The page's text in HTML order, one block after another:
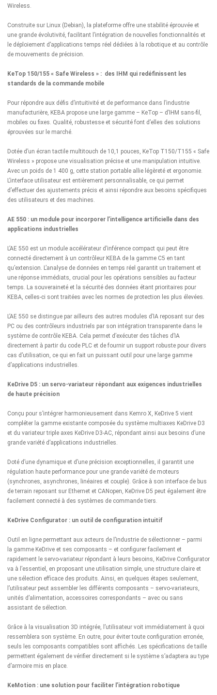
Wireless
Construite sur Linux (Debian), la plateforme offre une stabilité éprouvée et
une grande évolutivité, facilitant l’intégration de nouvelles fonctionnalités et
le déploiement d’applications temps réel dédiées à la robotique et au contrôle
de mouvements de précision.
KeTop 150/155 « Safe Wireless » : des IHM qui redéfinissent les
standards de la commande mobile
Pour répondre aux défis d’intuitivité et de performance dans l’industrie
manufacturière, KEBA propose une large gamme – KeTop – d’IHM sans-fil,
mobiles ou fixes. Qualité, robustesse et sécurité font d’elles des solutions
éprouvées sur le marché.
Dotée d’un écran tactile multitouch de 10,1 pouces, KeTop T150/T155 « Safe
Wireless » propose une visualisation précise et une manipulation intuitive.
Avec un poids de 1 400 g, cette station portable allie légèreté et ergonomie.
L’interface utilisateur est entièrement personnalisable, ce qui permet
d’effectuer des ajustements précis et ainsi répondre aux besoins spécifiques
des utilisateurs et des machines.
AE 550 : un module pour incorporer l’intelligence artificielle dans des
applications industrielles
L’AE 550 est un module accélérateur d’inférence compact qui peut être
connecté directement à un contrôleur KEBA de la gamme C5 en tant
qu’extension. L’analyse de données en temps réel garantit un traitement et
une réponse immédiats, crucial pour les opérations sensibles au facteur
temps. La souveraineté et la sécurité des données étant prioritaires pour
KEBA, celles-ci sont traitées avec les normes de protection les plus élevées.
L’AE 550 se distingue par ailleurs des autres modules d’IA reposant sur des
PC ou des contrôleurs industriels par son intégration transparente dans le
système de contrôle KEBA. Cela permet d’exécuter des tâches d’IA
directement à partir du code PLC et de fournir un support robuste pour divers
cas d’utilisation, ce qui en fait un puissant outil pour une large gamme
d’applications industrielles.
KeDrive D5 : un servo-variateur répondant aux exigences industrielles
de haute précision
Conçu pour s’intégrer harmonieusement dans Kemro X, KeDrive 5 vient
compléter la gamme existante composée du système multiaxes KeDrive D3
et du variateur triple axes KeDrive D3-AC, répondant ainsi aux besoins d’une
grande variété d’applications industrielles.
Doté d’une dynamique et d’une précision exceptionnelles, il garantit une
régulation haute performance pour une grande variété de moteurs
(synchrones, asynchrones, linéaires et couple). Grâce à son interface de bus
de terrain reposant sur Ethernet et CANopen, KeDrive D5 peut également être
facilement connecté à des systèmes de commande tiers.
KeDrive Configurator : un outil de configuration intuitif
Outil en ligne permettant aux acteurs de l’industrie de sélectionner – parmi
la gamme KeDrive et ses composants – et configurer facilement et
rapidement le servo-variateur répondant à leurs besoins, KeDrive Configurator
va à l’essentiel, en proposant une utilisation simple, une structure claire et
une sélection efficace des produits. Ainsi, en quelques étapes seulement,
l’utilisateur peut assembler les différents composants – servo-variateurs,
unités d’alimentation, accessoires correspondants – avec ou sans
assistant de sélection.
Grâce à la visualisation 3D intégrée, l’utilisateur voit immédiatement à quoi
ressemblera son système. En outre, pour éviter toute configuration erronée,
seuls les composants compatibles sont affichés. Les spécifications de taille
permettent également de vérifier directement si le système s’adaptera au type
d’armoire mis en place.
KeMotion : une solution pour faciliter l’intégration robotique